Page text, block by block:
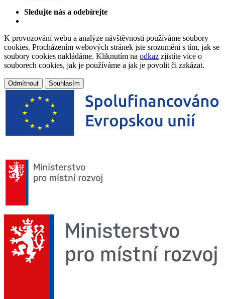
Sledujte nás a odebírejte
K provozování webu a analýze návštěvnosti používáme soubory
cookies. Procházením webových stránek jste srozuměni s tím, jak se
soubory cookies nakládáme. Kliknutím na odkaz zjistíte více o
souborech cookies, jak je používáme a jak je povolit či zakázat.
Odmítnout Souhlasím